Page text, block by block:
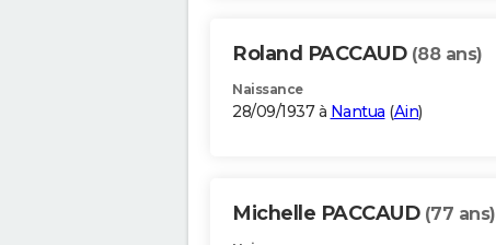
Roland PACCAUD (88 ans)
Naissance
28/09/1937 à Nantua (Ain)
Michelle PACCAUD (77 ans)